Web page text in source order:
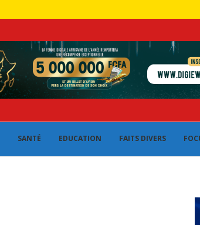
SANTÉ EDUCATION FAITS DIVERS